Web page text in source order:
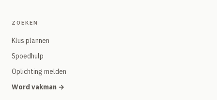
ZOEKEN
Klus plannen
Spoedhulp
Oplichting melden
Word vakman →